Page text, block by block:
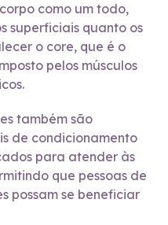
como um todo,
superficiais quanto os
o core, que é o
pelos músculos
também são
de condicionamento
para atender às
que pessoas de
possam se beneficiar